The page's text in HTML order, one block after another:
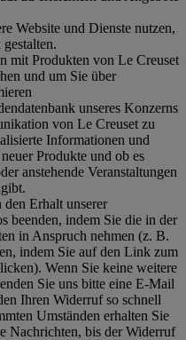
Website und Dienste nutzen,
mit Produkten von Le Creuset
und um Sie über
unseres Konzerns
von Le Creuset zu
Informationen und
Produkte und ob es
anstehende Veranstaltungen
den Erhalt unserer
beenden, indem Sie die in der
in Anspruch nehmen (z. B.
indem Sie auf den Link zum
Wenn Sie keine weitere
Sie uns bitte eine E-Mail
Ihren Widerruf so schnell
Umständen erhalten Sie
Nachrichten, bis der Widerruf